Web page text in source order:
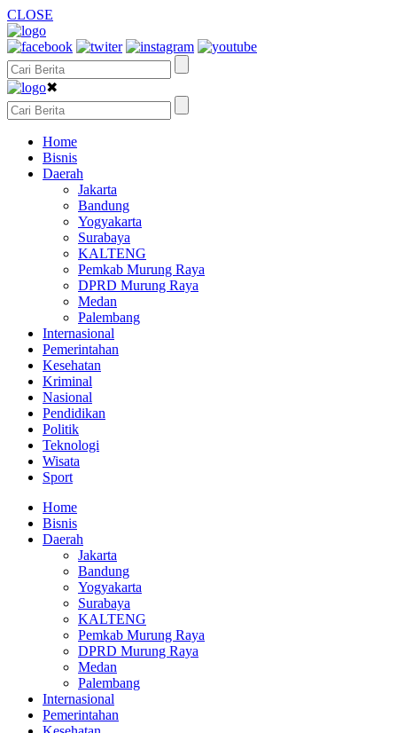
CLOSE
✖
Home
Bisnis
Daerah
Jakarta
Bandung
Yogyakarta
Surabaya
KALTENG
Pemkab Murung Raya
DPRD Murung Raya
Medan
Palembang
Internasional
Pemerintahan
Kesehatan
Kriminal
Nasional
Pendidikan
Politik
Teknologi
Wisata
Sport
Home
Bisnis
Daerah
Jakarta
Bandung
Yogyakarta
Surabaya
KALTENG
Pemkab Murung Raya
DPRD Murung Raya
Medan
Palembang
Internasional
Pemerintahan